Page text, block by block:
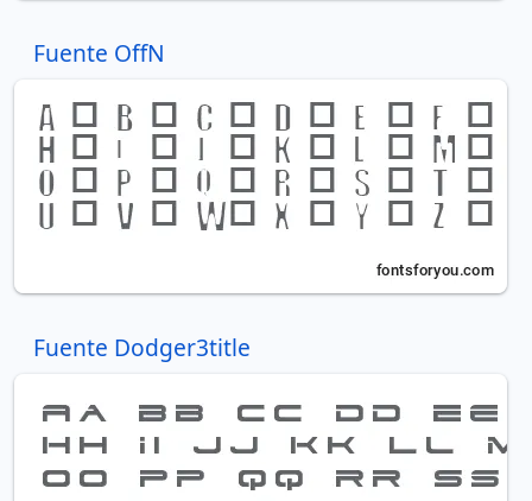
Fuente OffN
Fuente Dodger3title